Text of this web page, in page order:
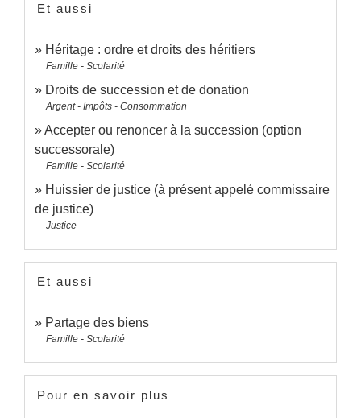
Et aussi
Héritage : ordre et droits des héritiers
Famille - Scolarité
Droits de succession et de donation
Argent - Impôts - Consommation
Accepter ou renoncer à la succession (option
successorale)
Famille - Scolarité
Huissier de justice (à présent appelé commissaire
de justice)
Justice
Et aussi
Partage des biens
Famille - Scolarité
Pour en savoir plus